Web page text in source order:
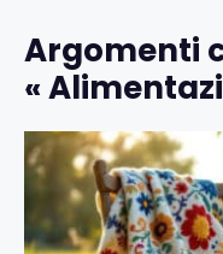
Argomenti
«